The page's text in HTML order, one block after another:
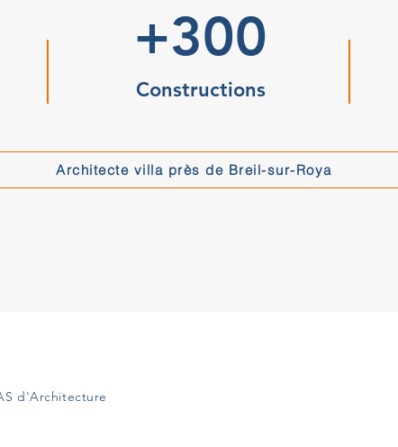
+300
Constructions
Architecte villa près de Breil-sur-Roya
d'Architecture